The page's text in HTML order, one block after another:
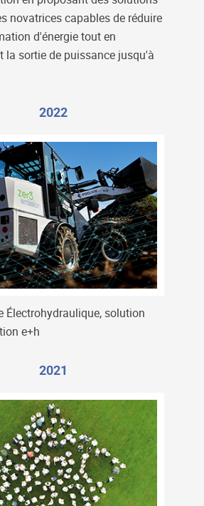
novatrices capables de réduire
d'énergie tout en
la sortie de puissance jusqu'à
2022
Électrohydraulique, solution
e+h
2021